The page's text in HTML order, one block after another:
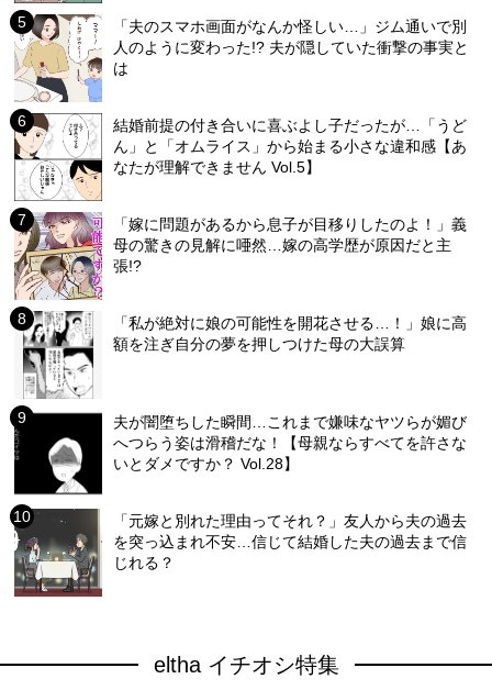
「夫のスマホ画面がなんか怪しい…」ジム通いで別
人のように変わった!? 夫が隠していた衝撃の事実と
は
結婚前提の付き合いに喜ぶよし子だったが…「うど
ん」と「オムライス」から始まる小さな違和感【あ
なたが理解できません Vol.5】
「嫁に問題があるから息子が目移りしたのよ！」義
母の驚きの見解に唖然…嫁の高学歴が原因だと主
張!?
「私が絶対に娘の可能性を開花させる…！」娘に高
額を注ぎ自分の夢を押しつけた母の大誤算
夫が闇堕ちした瞬間…これまで嫌味なヤツらが媚び
へつらう姿は滑稽だな！【母親ならすべてを許さな
いとダメですか？ Vol.28】
「元嫁と別れた理由ってそれ？」友人から夫の過去
を突っ込まれ不安…信じて結婚した夫の過去まで信
じれる？
eltha イチオシ特集